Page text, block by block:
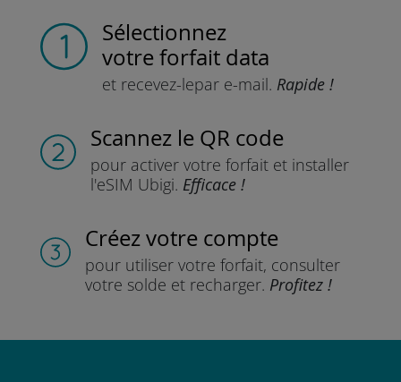
Sélectionnez
votre forfait data
et recevez-lepar e-mail. Rapide !
Scannez le QR code
pour activer votre forfaitet installer
l'eSIM Ubigi. Efficace !
Créez votre compte
pour utiliser votre forfait, consulter
votre solde et recharger. Profitez !